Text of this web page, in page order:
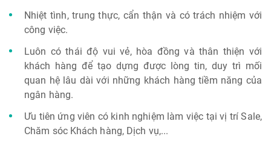
Nhiệt tình, trung thực, cẩn thận và có trách nhiệm với
công việc.
Luôn có thái độ vui vẻ, hòa đồng và thân thiện với
khách hàng để tạo dựng được lòng tin, duy trì mối
quan hệ lâu dài với những khách hàng tiềm năng của
ngân hàng.
Ưu tiên ứng viên có kinh nghiệm làm việc tại vị trí Sale,
Chăm sóc Khách hàng, Dịch vụ,...